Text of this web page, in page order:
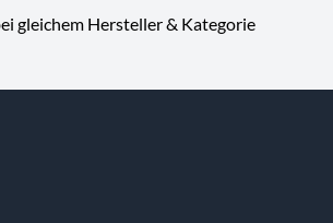
gleichem Hersteller & Kategorie